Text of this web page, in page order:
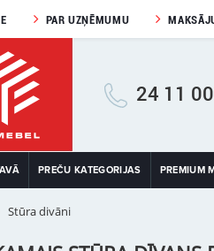
PAR UZŅĒMUMU
24 11
PREČU KATEGORIJAS PREMIUM
Stūra divāni